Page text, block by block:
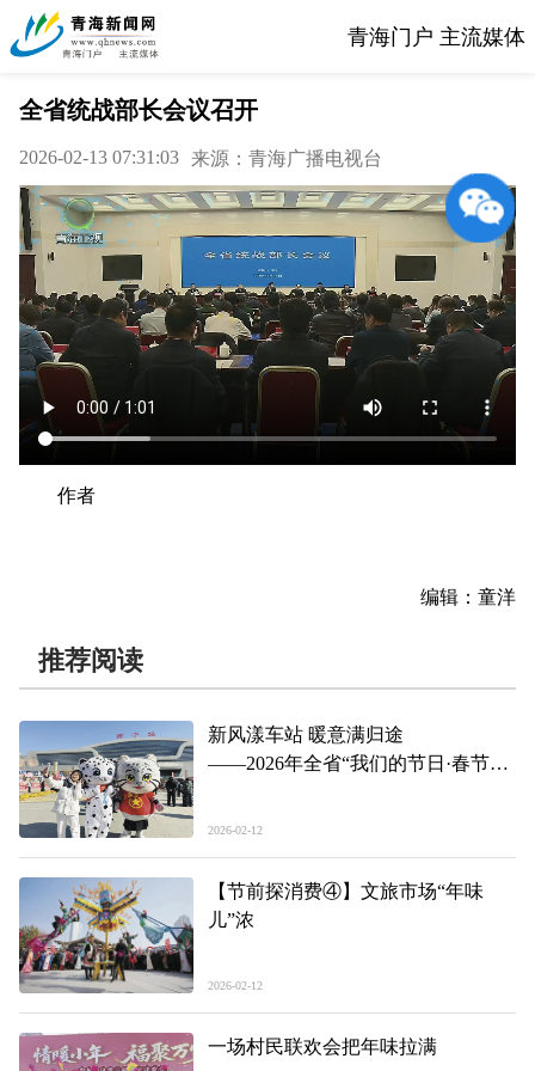
青海门户 主流媒体
全省统战部长会议召开
2026-02-13 07:31:03 来源：青海广播电视台
作者
编辑：童洋
推荐阅读
新风漾车站 暖意满归途
——2026年全省“我们的节日·春节
2026-02-12
【节前探消费④】文旅市场“年味
儿”浓
2026-02-12
一场村民联欢会把年味拉满